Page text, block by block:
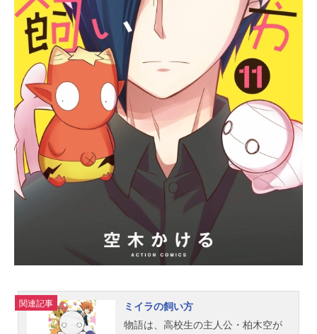
隆ブラッド・ビームス：羽多野渉オ
スカー・ベイル：佐藤拓也【Northse
ctor】如月レン：石谷春貴ガスト・ア
ドラー：日野聡ヴィクター・ヴァレ
ンタイン：諏訪部順一マリオン・ブ
ライス：小野賢章【Westsector】レ
オナルド・ライト・Jr：村瀬歩フェ
イス・ビームス：ランズベリー・ア
ーサーキース・マックス：津田健次
郎ディノ・アルバーニ：鈴村健一【E
astsector】グレイ・リヴァース：岡
本信彦ビリー・ワイズ：中島ヨシキ
アッシュ・オルブライト：木村昴ジ
ェイ・キッドマン：森川智之【12t...
関連記事
ミイラの飼い方
物語は、高校生の主人公・柏木空が